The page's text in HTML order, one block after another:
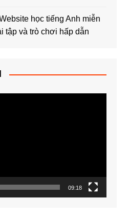
học tiếng Anh miễn
tập và trò chơi hấp dẫn
09:18